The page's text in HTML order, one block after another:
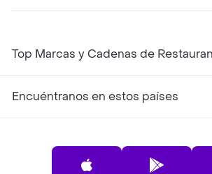
Top Marcas y Cadenas de
Encuéntranos en estos países